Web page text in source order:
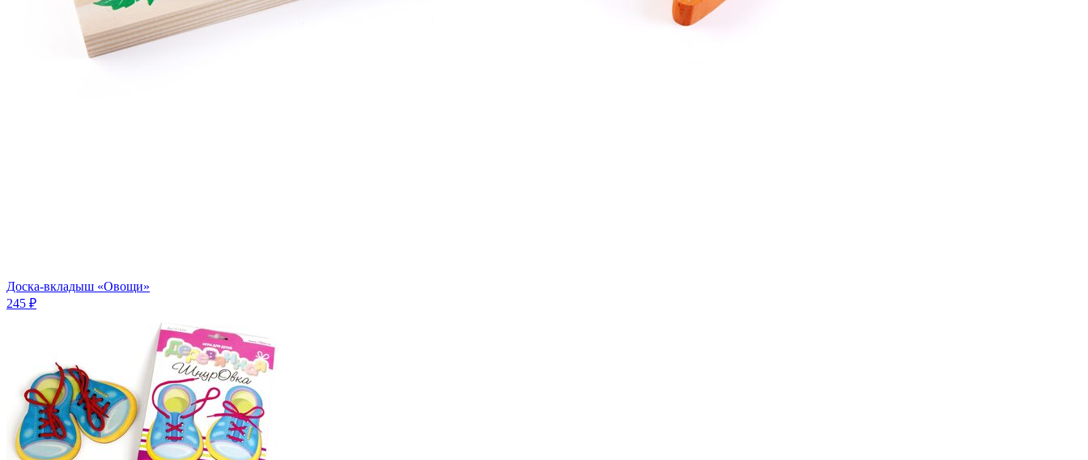
Доска-вкладыш «Овощи»
245 ₽